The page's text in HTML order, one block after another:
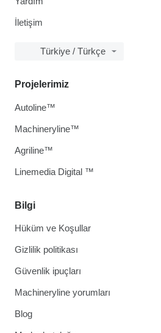
İletişim
Türkiye / Türkçe
Bilgi
Hüküm ve Koşullar
Gizlilik politikası
Güvenlik ipuçları
Machineryline yorumları
Blog
Projelerimiz
Autoline™
Machineryline™
Agriline™
Linemedia Digital ™